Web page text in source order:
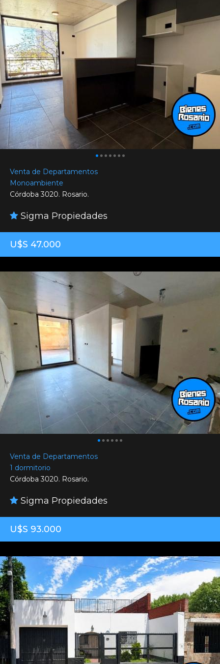
Venta de Departamentos
Monoambiente
Córdoba 3020. Rosario.
Sigma Propiedades
U$S 47.000
Venta de Departamentos
1 dormitorio
Córdoba 3020. Rosario.
Sigma Propiedades
U$S 93.000